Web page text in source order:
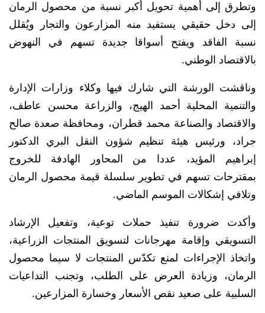
وتطرق إلى أهمية تحويل أكبر نسبة من محصول الرمان
إلى دخل حقيقي يستفيد منه المزارعون والتجار ويُقلل
نسبة الفاقد ويفتح أسواقا جديدة تسهم في النهوض
بالاقتصاد الوطني.
وناقشت الورشة التي شارك فيها وكلاء وزارات الإدارة
والتنمية المحلية أحمد الهيج، والزراعة محسن عاطف،
والاقتصاد والصناعة محمد قطران، ومحافظة صعدة صالح
جراد، ورئيس هيئة تنظيم شؤون النقل البري الدكتور
إبراهيم المؤيد، عددا من المحاور الهادفة للخروج
بمقترحات تسهم في تطوير سلسلة قيمة محصول الرمان
وتلافي إشكالات الموسم الماضي.
وأكدت ضرورة تنفيذ حملات توعية، وتفعيل الإرشاد
التسويقي وإقامة مهرجانات لتسويق المنتجات الزراعية،
واتخاذ الإجراءات لمنع تكدّس المنتجات لا سيما محصول
الرمان، وزيادة العرض على الطلب، وتجنب التداعيات
السلبية على صعيد نقص الأسعار وخسارة المزارعين.